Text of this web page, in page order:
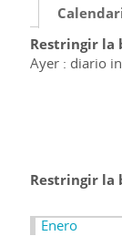
Restringir la
Ayer : diario
Restringir la
Enero